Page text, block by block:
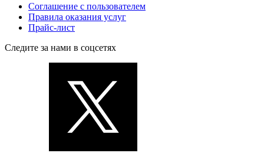
Соглашение с пользователем
Правила оказания услуг
Прайс-лист
Следите за нами в соцсетях